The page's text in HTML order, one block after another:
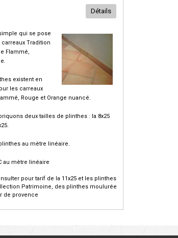
Détails
qui se pose
Tradition
Flammé,
existent en
les carreaux
Rouge et Orange nuancé.
deux tailles de plinthes : la 8x25
au mètre linéaire.
au mètre linéaire
pour tarif de la 11x25 et les plinthes
Patrimoine, des plinthes moulurée
de provence